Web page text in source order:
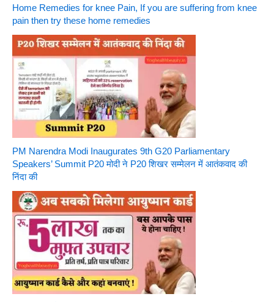
Home Remedies for knee Pain, If you are suffering from knee
pain then try these home remedies
PM Narendra Modi Inaugurates 9th G20 Parliamentary
Speakers’ Summit P20 मोदी ने P20 शिखर सम्मेलन में आतंकवाद की
निंदा की